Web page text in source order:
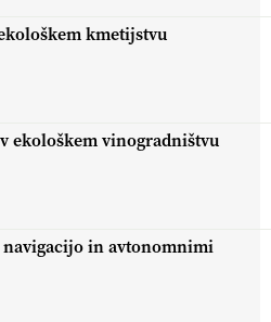
kmetijstvu
ekološkem vinogradništvu
navigacijo in avtonomnimi